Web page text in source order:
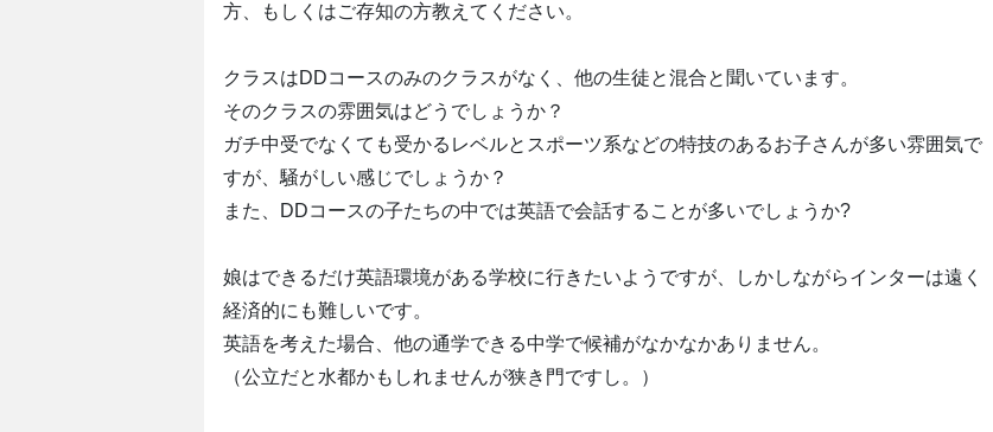
方、もしくはご存知の方教えてください。
クラスはDDコースのみのクラスがなく、他の生徒と混合と聞いています。
そのクラスの雰囲気はどうでしょうか？
ガチ中受でなくても受かるレベルとスポーツ系などの特技のあるお子さんが多い雰囲気で
すが、騒がしい感じでしょうか？
また、DDコースの子たちの中では英語で会話することが多いでしょうか?
娘はできるだけ英語環境がある学校に行きたいようですが、しかしながらインターは遠く
経済的にも難しいです。
英語を考えた場合、他の通学できる中学で候補がなかなかありません。
（公立だと水都かもしれませんが狭き門ですし。）